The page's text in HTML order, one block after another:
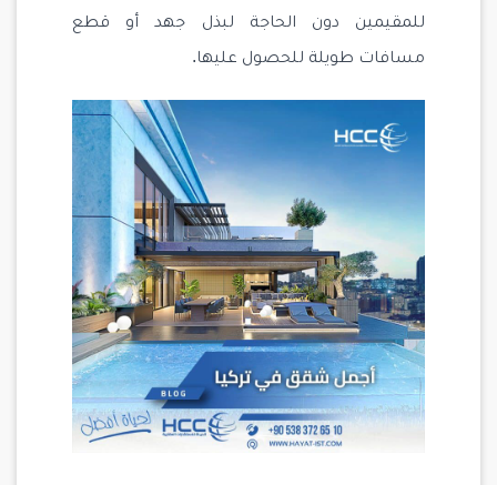
للمقيمين دون الحاجة لبذل جهد أو قطع
مسافات طويلة للحصول عليها.